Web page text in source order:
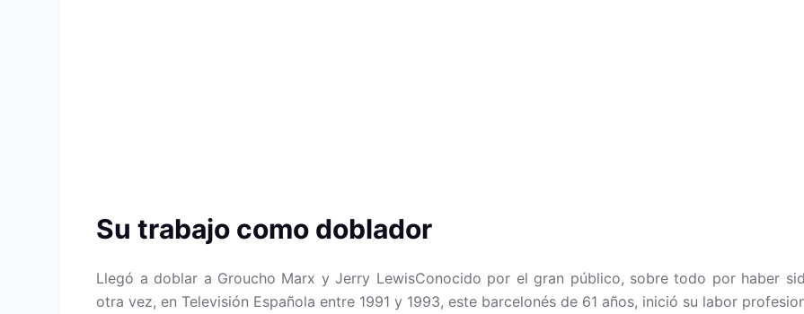
Su trabajo como doblador
Llegó a doblar a Groucho Marx y Jerry LewisConocido por el gran público, sobre todo por haber
otra vez, en Televisión Española entre 1991 y 1993, este barcelonés de 61 años, inició su labor